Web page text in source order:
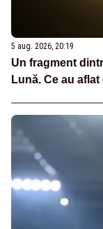
5 aug. 2026, 20:19
Un fragment
Lună. Ce au